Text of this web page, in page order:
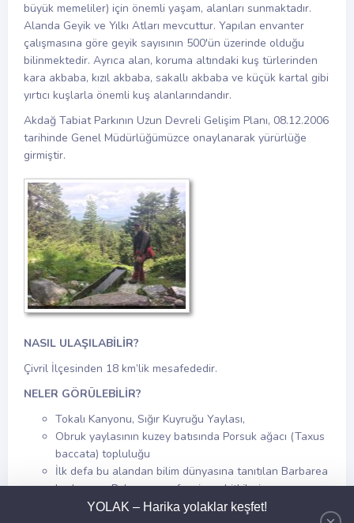
büyük memeliler) için önemli yaşam, alanları sunmaktadır.
Alanda Geyik ve Yılkı Atları mevcuttur. Yapılan envanter
çalışmasına göre geyik sayısının 500'ün üzerinde olduğu
bilinmektedir. Ayrıca alan, koruma altındaki kuş türlerinden
kara akbaba, kızıl akbaba, sakallı akbaba ve küçük kartal gibi
yırtıcı kuşlarla önemli kuş alanlarındandır.
Akdağ Tabiat Parkının Uzun Devreli Gelişim Planı, 08.12.2006
tarihinde Genel Müdürlüğümüzce onaylanarak yürürlüğe
girmiştir.
NASIL ULAŞILABİLİR?
Çivril İlçesinden 18 km’lik mesafededir.
NELER GÖRÜLEBİLİR?
Tokalı Kanyonu, Sığır Kuyruğu Yaylası,
Obruk yaylasının kuzey batısında Porsuk ağacı (Taxus
baccata) topluluğu
İlk defa bu alandan bilim dünyasına tanıtılan Barbarea
hedgeana, Polygonum afyonicum bitkileri
Kızıl Geyik, Yılkı Atları,
YOLAK – Harika yolaklar keşfet!